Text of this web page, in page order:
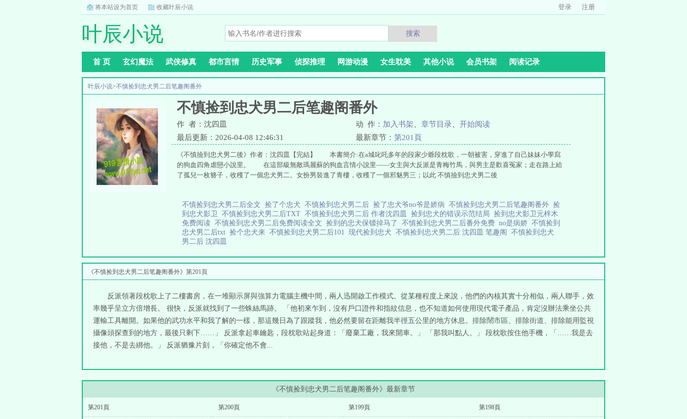
将本站设为首页 收藏叶辰小说 登录 注册
叶辰小说 搜索
首 页 玄幻魔法 武侠修真 都市言情 历史军事 侦探推理 网游动漫 女生耽美 其他小说 会员书架 阅读记录
叶辰小说>不慎捡到忠犬男二后笔趣阁番外
不慎捡到忠犬男二后笔趣阁番外
作 者：沈四皿 动 作： 加入书架 章节目录
开始阅读
最后更新：2026-04-08 12:46:31
最新章节： 第201頁
《不慎撿到忠犬男二後》作者：沈四皿【完結】 本書簡介:在a城叱吒多年的段家少爺段枕歌，一朝被害，穿進了自己妹妹小學寫
的狗血四角虐戀小說里。 在這部級無敵瑪麗蘇的狗血言情小說里——女主與大反派是青梅竹馬，與男主是歡喜冤家；走在路上給
了孤兒一枚簪子，收穫了一個忠犬男二。女扮男裝進了青樓，收穫了一個邪魅男三；以此 不慎撿到忠犬男二後
不慎捡到忠犬男二后全文 捡了个忠犬 不慎捡到忠犬男二后 捡了忠犬爷no爷是娇病 不慎捡到忠犬男二后笔趣阁番外 捡
到忠犬影卫 不慎捡到忠犬男二后TXT 不慎捡到忠犬男二后 作者沈四皿 捡到忠犬的错误示范结局 捡到忠犬影卫元梓木
免费阅读 不慎捡到忠犬男二后免费阅读全文 捡到的忠犬保镖掉马了 不慎捡到忠犬男二后番外免费 no是病娇 不慎捡到
忠犬男二后txt 捡个忠犬来 不慎捡到忠犬男二后101 现代捡到忠犬 不慎捡到忠犬男二后 沈四皿 笔趣阁 不慎捡到忠犬
男二后 沈四皿
《不慎捡到忠犬男二后笔趣阁番外》第201頁
反派領著段枕歌上了二樓書房，在一堆顯示屏與強算力電腦主機中間，兩人迅開啟工作模式。從某種程度上來說，他們的內核其實十分相似，兩人聯手，效
率幾乎呈立方倍增長。 很快，反派就找到了一些蛛絲馬跡。 「他初來乍到，沒有戶口證件和指紋信息，也不知道如何使用現代電子產品，肯定沒辦法乘坐公共
運輸工具離開。如果他的武功水平和我了解的一樣，那這幾日為了跟蹤我，他必然要留在距離我半徑五公里的地方休息。排除鬧市區、排除街道、排除能用監視
攝像頭探查到的地方，最後只剩下……」 反派拿起車鑰匙，段枕歌站起身道：「廢棄工廠，我來開車。」 「那我叫點人。」 段枕歌按住他手機，「……我是去
接他，不是去綁他。」 反派猶豫片刻，「你確定他不會...
《不慎捡到忠犬男二后笔趣阁番外》最新章节
第201頁 第200頁 第199頁 第198頁